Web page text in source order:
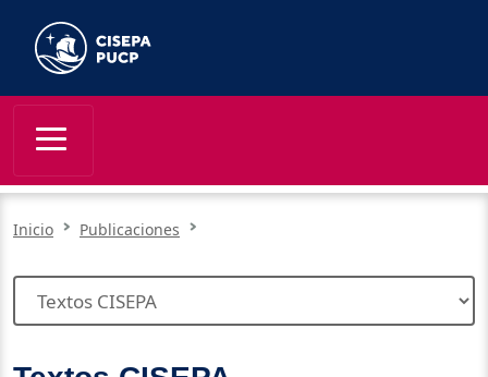
Inicio Publicaciones